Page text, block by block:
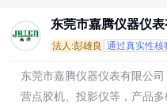
东莞市嘉腾仪器仪表
法人:彭雄良 通过真实性核
东莞市嘉腾仪器仪表有限公
营点胶机、投影仪等，产品多